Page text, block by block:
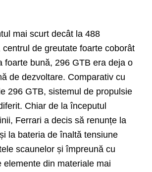
mai scurt decât la 488
centrul de greutate foarte coborât
foarte bună, 296 GTB era deja o
de dezvoltare. Comparativ cu
296 GTB, sistemul de propulsie
Chiar de la începutul
Ferrari a decis să renunțe la
la bateria de înaltă tensiune
scaunelor și împreună cu
elemente din materiale mai